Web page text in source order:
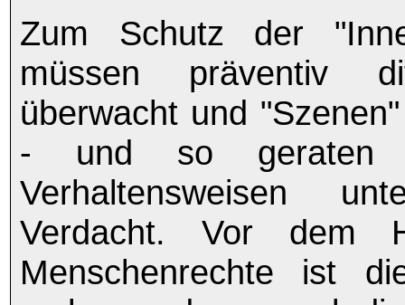
Zum Schutz der
müssen präventiv
überwacht und
- und so geraten
Verhaltensweisen
Verdacht. Vor dem
Menschenrechte ist